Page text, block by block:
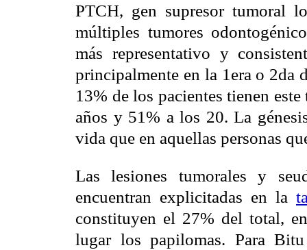
PTCH, gen supresor tumoral
múltiples tumores
más representativo y
principalmente en la 1era o 2da
13% de los pacientes tienen
años y 51% a los 20. La
vida que en aquellas personas
Las lesiones tumorales y
encuentran explicitadas en la
constituyen el 27% del total,
lugar los papilomas. Para